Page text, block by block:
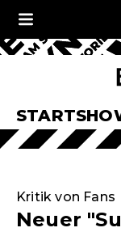
START
Kritik von Fans
Neuer